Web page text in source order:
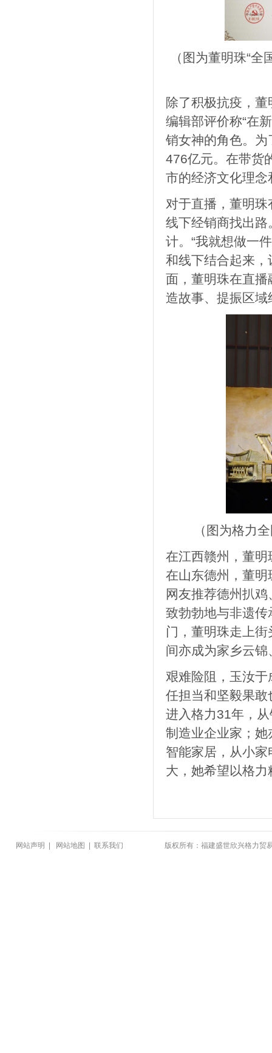
（图为董明珠“
除了积极抗疫，
编辑部评价称“在
销女神的角色。
476亿元。在带货
市的经济文化理念
对于直播，董明
线下经销商找出
计。“我就想做一
和线下结合起来，
面，董明珠在直播
造故事、提振区
（图为格力
在江西赣州，董
在山东德州，董
网友推荐德州扒
致勃勃地与非遗
门，董明珠走上
间亦成为家乡云
艰难险阻，玉汝
任担当和坚毅果敢
进入格力31年，
制造业企业家；
智能家居，从小
大，她希望以格力
网站声明 网站地图 联系我们 版权所有：福建盛世欣兴格力